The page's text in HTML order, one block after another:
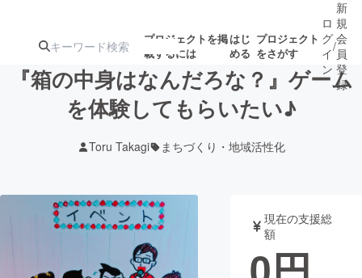
プロジェクトを掲
載するには
はじ
める
プロジェクト
をさがす
ターン
ジェクト
募集終了が近いプ
ロジェクト
アート・写真 音楽
テクノロジー・ガジェット ゲーム・サ
ロ
グ
イ
ン
/
新
規
会
員
登
録
『箱の中身はなんだろな？』ゲーム
を体験してもらいたい♪
Toru Takagi まちづくり・地域活性化
現在の支援総
額